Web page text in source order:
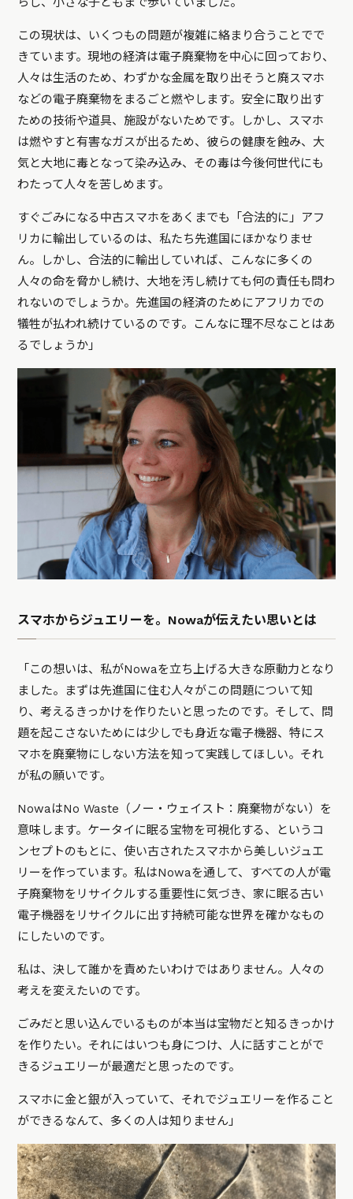
この現状は、いくつもの問題が複雑に絡まり合うことでで
きています。現地の経済は電子廃棄物を中心に回っており、
人々は生活のため、わずかな金属を取り出そうと廃スマホ
などの電子廃棄物をまるごと燃やします。安全に取り出す
ための技術や道具、施設がないためです。しかし、スマホ
は燃やすと有害なガスが出るため、彼らの健康を蝕み、大
気と大地に毒となって染み込み、その毒は今後何世代にも
わたって人々を苦しめます。
すぐごみになる中古スマホをあくまでも「合法的に」アフ
リカに輸出しているのは、私たち先進国にほかなりませ
ん。しかし、合法的に輸出していれば、こんなに多くの
人々の命を脅かし続け、大地を汚し続けても何の責任も問わ
れないのでしょうか。先進国の経済のためにアフリカでの
犠牲が払われ続けているのです。こんなに理不尽なことはあ
るでしょうか」
スマホからジュエリーを。Nowaが伝えたい思いとは
「この想いは、私がNowaを立ち上げる大きな原動力となり
ました。まずは先進国に住む人々がこの問題について知
り、考えるきっかけを作りたいと思ったのです。そして、問
題を起こさないためには少しでも身近な電子機器、特にス
マホを廃棄物にしない方法を知って実践してほしい。それ
が私の願いです。
NowaはNo Waste（ノー・ウェイスト：廃棄物がない）を
意味します。ケータイに眠る宝物を可視化する、というコ
ンセプトのもとに、使い古されたスマホから美しいジュエ
リーを作っています。私はNowaを通して、すべての人が電
子廃棄物をリサイクルする重要性に気づき、家に眠る古い
電子機器をリサイクルに出す持続可能な世界を確かなもの
にしたいのです。
私は、決して誰かを責めたいわけではありません。人々の
考えを変えたいのです。
ごみだと思い込んでいるものが本当は宝物だと知るきっかけ
を作りたい。それにはいつも身につけ、人に話すことがで
きるジュエリーが最適だと思ったのです。
スマホに金と銀が入っていて、それでジュエリーを作ること
ができるなんて、多くの人は知りません」